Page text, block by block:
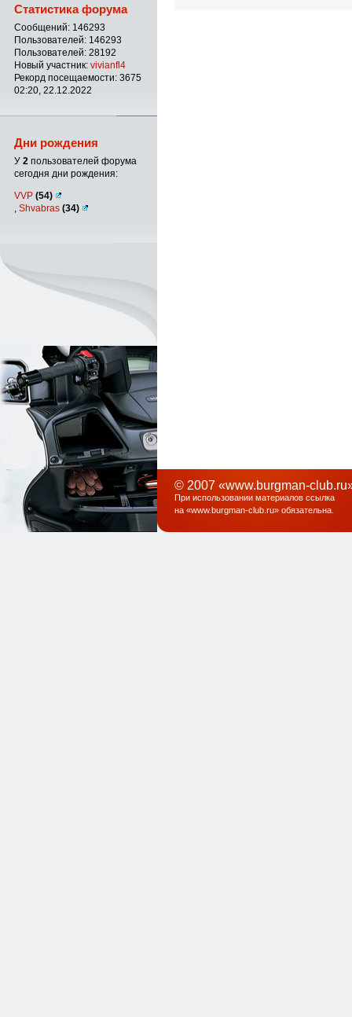
Статистика форума
Сообщений: 146293
Пользователей: 146293
Пользователей: 28192
Новый участник: vivianfl4
Рекорд посещаемости: 3675
02:20, 22.12.2022
Дни рождения
У 2 пользователей форума
сегодня дни рождения:
VVP (54)
Shvabras (34)
© 2007 «www.burgman-
При использовании материалов ссылка
на «www.burgman-club.ru» обязательна